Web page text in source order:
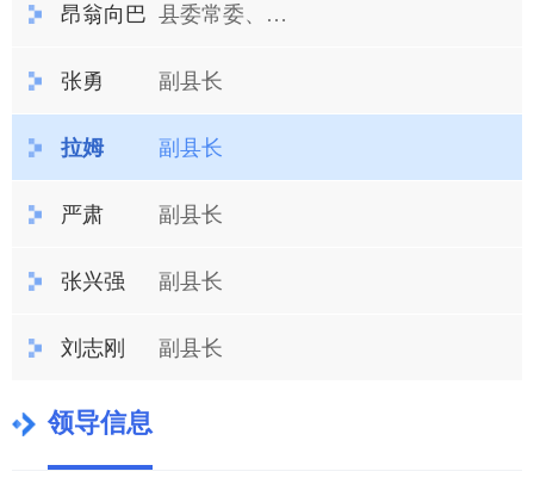
昂翁向巴 县委常委、副县长
张勇 副县长
拉姆 副县长
严肃 副县长
张兴强 副县长
刘志刚 副县长
领导信息